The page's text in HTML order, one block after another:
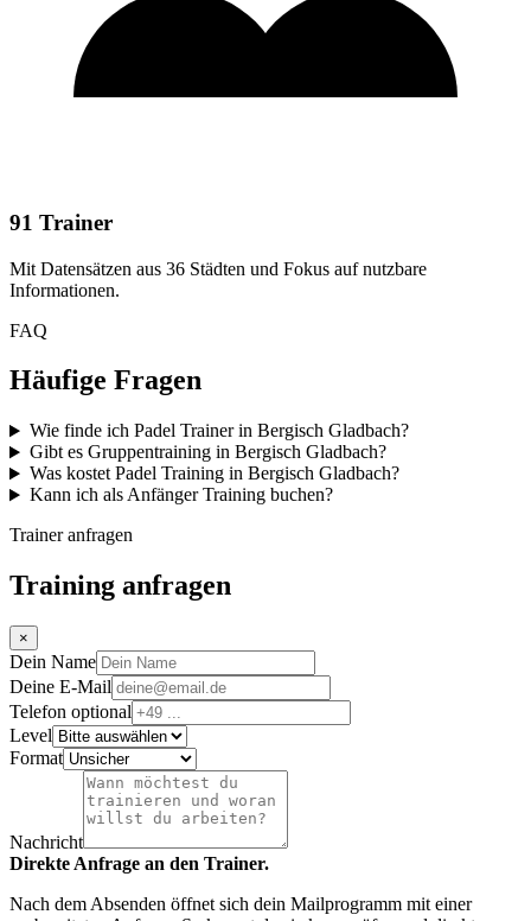
91 Trainer
Mit Datensätzen aus 36 Städten und Fokus auf nutzbare
Informationen.
FAQ
Häufige Fragen
Wie finde ich Padel Trainer in Bergisch Gladbach?
Gibt es Gruppentraining in Bergisch Gladbach?
Was kostet Padel Training in Bergisch Gladbach?
Kann ich als Anfänger Training buchen?
Trainer anfragen
Training anfragen
×
Dein Name
Deine E-Mail
Telefon optional
Level
Format
Nachricht
Direkte Anfrage an den Trainer.
Nach dem Absenden öffnet sich dein Mailprogramm mit einer